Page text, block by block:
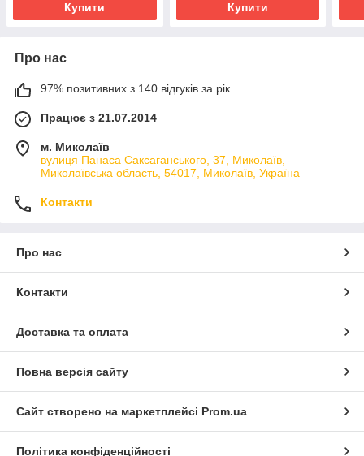
Купити Купити
Про нас
97% позитивних з 140 відгуків за рік
Працює з 21.07.2014
м. Миколаїв
вулиця Панаса Саксаганського, 37, Миколаїв,
Миколаївська область, 54017, Миколаїв, Україна
Контакти
Про нас
Контакти
Доставка та оплата
Повна версія сайту
Сайт створено на маркетплейсі Prom.ua
Політика конфіденційності